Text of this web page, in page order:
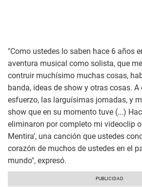
"Como ustedes lo saben hace 6 años
aventura musical como solista, que
contruir muchísimo muchas cosas,
banda, ideas de show y otras cosas. A
esfuerzo, las larguísimas jornadas, y
show que en su momento tuve (...)
eliminaron por completo mi videoclip
Mentira', una canción que ustedes
corazón de muchos de ustedes en el
mundo", expresó.